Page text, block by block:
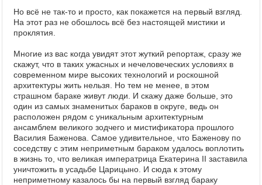
Но всё не так-то и просто, как покажется на первый взгляд.
На этот раз не обошлось всё без настоящей мистики и
проклятия.
Многие из вас когда увидят этот жуткий репортаж, сразу же
скажут, что в таких ужасных и нечеловеческих условиях в
современном мире высоких технологий и роскошной
архитектуры жить нельзя. Но тем не менее, в этом
страшном бараке живут люди. И скажу даже больше, это
один из самых знаменитых бараков в округе, ведь он
расположен рядом с уникальным архитектурным
ансамблем великого зодчего и мистификатора прошлого
Василия Баженова. Самое удивительное, что Баженову по
соседству с этим неприметным бараком удалось воплотить
в жизнь то, что великая императрица Екатерина II заставила
уничтожить в усадьбе Царицыно. И сюда к этому
неприметному казалось бы на первый взгляд бараку